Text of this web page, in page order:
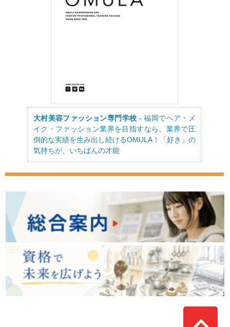
大村美容ファッション専門学校 - 福岡でヘア・メ
イク・ファッション業界を目指すなら、業界で圧
倒的な実績を生み出し続けるOMULA！「好き」の
気持ちが、いちばんの才能